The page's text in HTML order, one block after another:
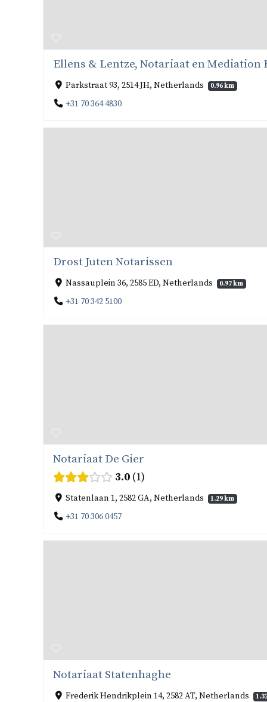
Ellens & Lentze, Notariaat en Mediation
Parkstraat 93, 2514 JH, Netherlands 0.96 km
+31 70 364 4830
Drost Juten Notarissen
Nassauplein 36, 2585 ED, Netherlands 0.97 km
+31 70 342 5100
Notariaat De Gier
3.0 1
Statenlaan 1, 2582 GA, Netherlands 1.29 km
+31 70 306 0457
Notariaat Statenhaghe
Frederik Hendrikplein 14, 2582 AT, Netherlands